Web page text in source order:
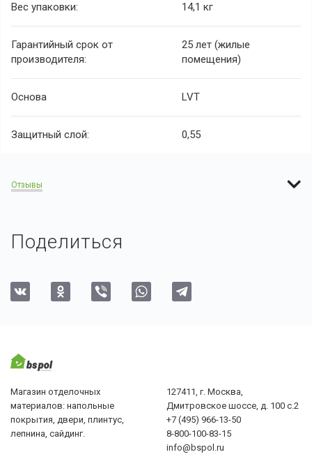
Вес упаковки: 14,1 кг
Гарантийный срок от
производителя:
25 лет (жилые
помещения)
Основа LVT
Защитный слой: 0,55
Отзывы
Поделиться
Магазин отделочных
материалов: напольные
покрытия, двери, плинтус,
лепнина, сайдинг.
127411, г. Москва,
Дмитровское шоссе, д. 100 с.2
+7 (495) 966-13-50
8-800-100-83-15
info@bspol.ru